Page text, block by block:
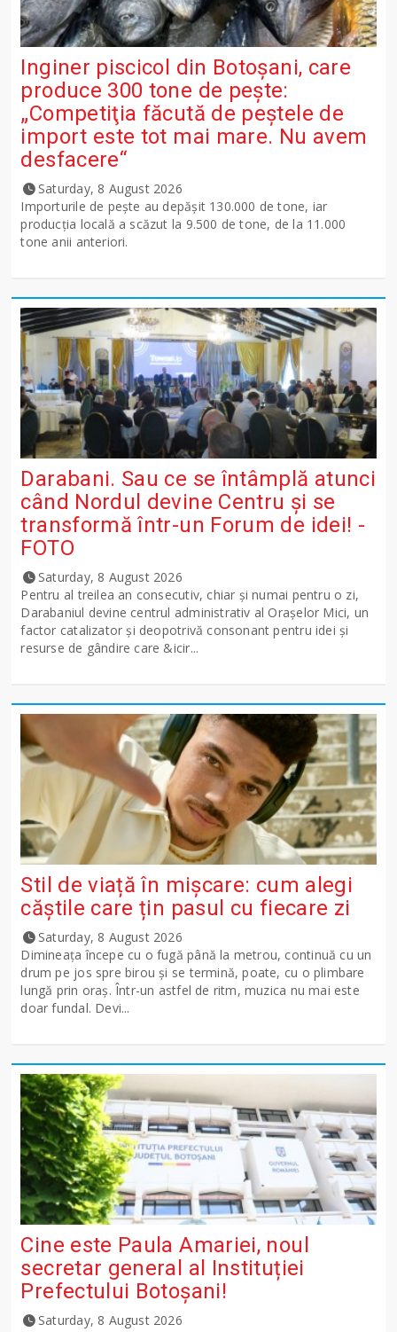
Inginer piscicol din Botoşani, care
produce 300 tone de peşte:
„Competiţia făcută de peştele de
import este tot mai mare. Nu avem
desfacere“
Saturday, 8 August 2026
Importurile de peşte au depăşit 130.000 de tone, iar
producţia locală a scăzut la 9.500 de tone, de la 11.000
tone anii anteriori.
Darabani. Sau ce se întâmplă atunci
când Nordul devine Centru și se
transformă într-un Forum de idei! -
FOTO
Saturday, 8 August 2026
Pentru al treilea an consecutiv, chiar și numai pentru o zi,
Darabaniul devine centrul administrativ al Orașelor Mici, un
factor catalizator și deopotrivă consonant pentru idei și
resurse de gândire care &icir...
Stil de viață în mișcare: cum alegi
căștile care țin pasul cu fiecare zi
Saturday, 8 August 2026
Dimineața începe cu o fugă până la metrou, continuă cu un
drum pe jos spre birou și se termină, poate, cu o plimbare
lungă prin oraș. Într-un astfel de ritm, muzica nu mai este
doar fundal. Devi...
Cine este Paula Amariei, noul
secretar general al Instituției
Prefectului Botoșani!
Saturday, 8 August 2026